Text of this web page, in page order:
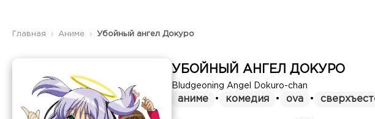
Главная Аниме Убойный ангел Докуро
УБОЙНЫЙ АНГЕЛ ДОКУРО
Bludgeoning Angel Dokuro-chan
аниме • комедия • ova •